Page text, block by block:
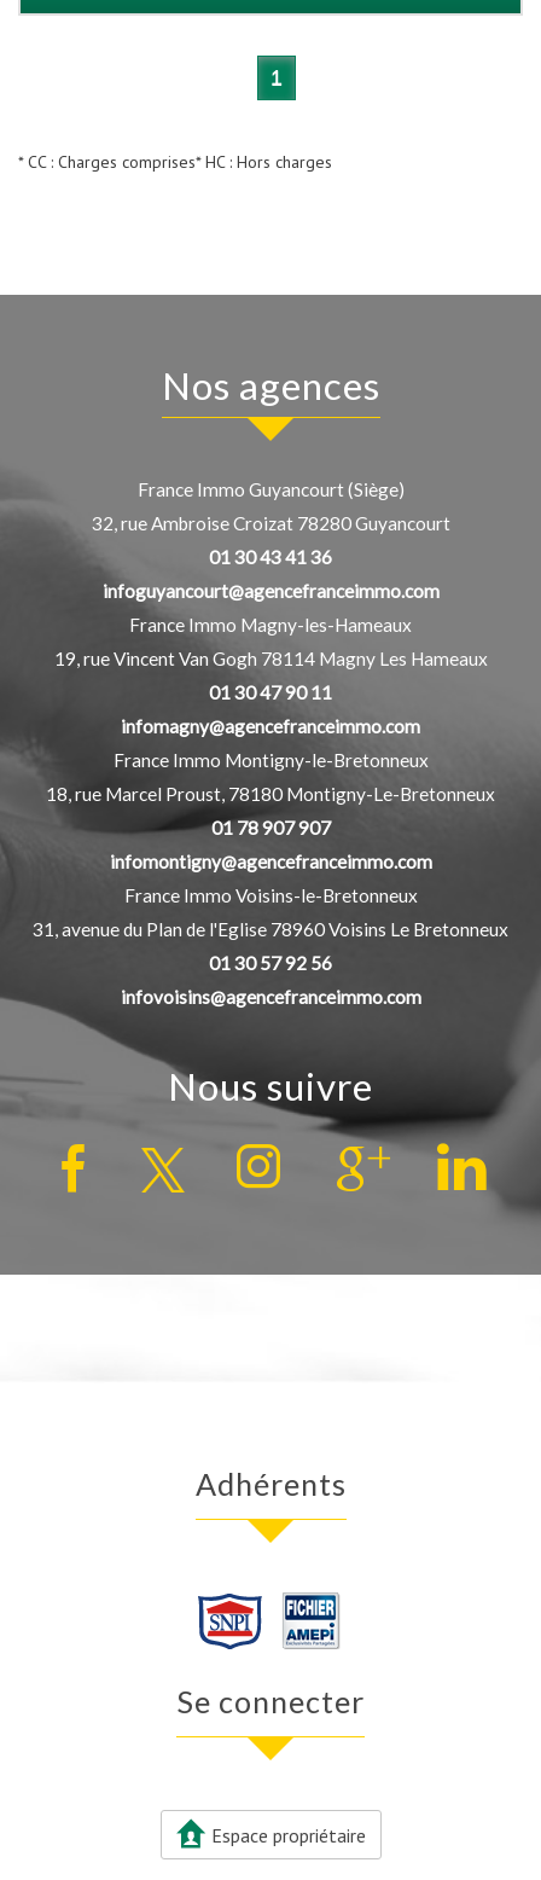
1
* CC : Charges comprises* HC : Hors charges
Nos agences
France Immo Guyancourt (Siège)
32, rue Ambroise Croizat 78280Guyancourt
01 30 43 41 36
infoguyancourt@agencefranceimmo.com
France Immo Magny-les-Hameaux
19, rue Vincent Van Gogh 78114 Magny Les Hameaux
01 30 47 90 11
infomagny@agencefranceimmo.com
France Immo Montigny-le-Bretonneux
18, rue Marcel Proust, 78180 Montigny-Le-Bretonneux
01 78 907 907
infomontigny@agencefranceimmo.com
France Immo Voisins-le-Bretonneux
31, avenue du Plan de l'Eglise 78960Voisins Le Bretonneux
01 30 57 92 56
infovoisins@agencefranceimmo.com
Nous suivre
Adhérents
Se connecter
Espace propriétaire